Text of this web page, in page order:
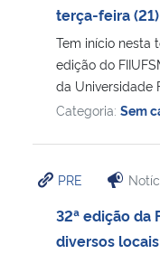
terça-feira
Tem início nesta
edição do
da Universidade
Categoria: Sem
PRE
32ª edição da
diversos